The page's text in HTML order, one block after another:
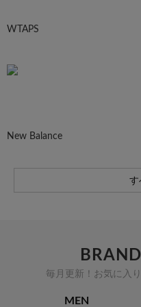
WTAPS
New Balance
す
毎月更新！お気に入
MEN